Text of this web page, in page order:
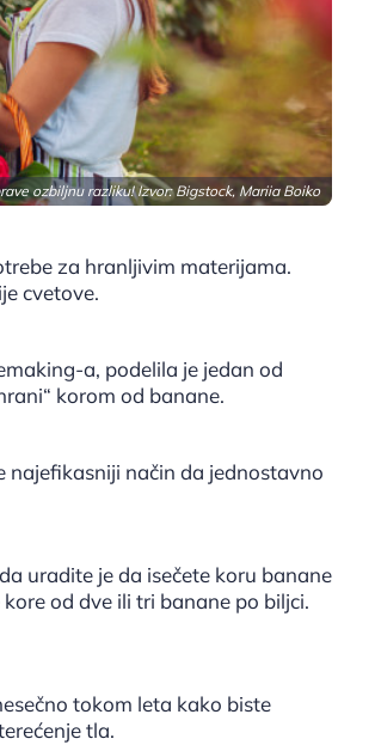
ozbiljnu razliku! Izvor: Bigstock, Mariia Boiko
za hranljivim materijama.
cvetove.
a, podelila je jedan od
korom od banane.
najefikasniji način da jednostavno
uradite je da isečete koru banane
od dve ili tri banane po biljci.
tokom leta kako biste
tla.